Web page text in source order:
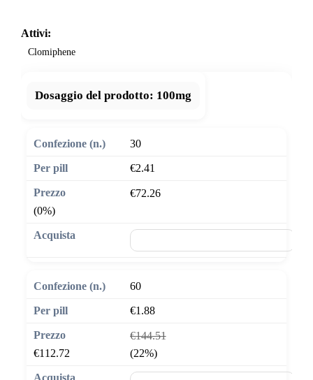
Attivi:
Clomiphene
Dosaggio del prodotto: 100mg
30
€2.41
€72.26
(0%)
60
€1.88
€144.51
€112.72
(22%)